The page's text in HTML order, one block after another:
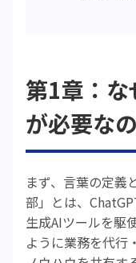
第1章：な
が必要な
まず、言葉の定義
部」とは、
生成AIツールを駆
ように業務を代行